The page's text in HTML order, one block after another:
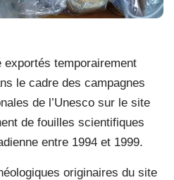
temporairement
le cadre des campagnes
de l’Unesco sur le site
de fouilles scientifiques
entre 1994 et 1999.
originaires du site